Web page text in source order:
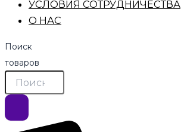
УСЛОВИЯ СОТРУДНИЧЕСТВА
О НАС
Поиск
товаров